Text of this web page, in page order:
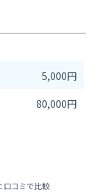
5,000円
80,000円
口コミで比較